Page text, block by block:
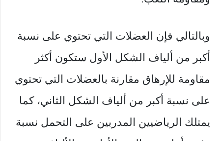
وبالتالي فإن العضلات التي تحتوي على نسبة
أكبر من ألياف الشكل الأول ستكون أكثر
مقاومة للإرهاق مقارنة بالعضلات التي تحتوي
على نسبة أكبر من ألياف الشكل الثاني، كما
يمتلك الرياضيين المدربين على التحمل نسبة